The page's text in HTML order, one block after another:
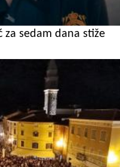
za sedam dana stiže